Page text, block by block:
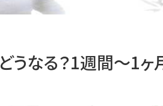
うなる？1週間～1ヶ